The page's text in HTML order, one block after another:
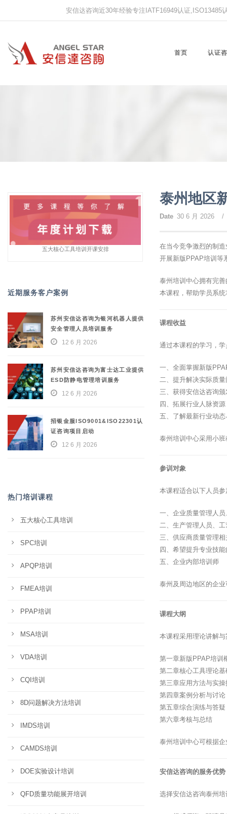
安信达咨询近30年经验专注IATF16949认证
首页 认证
泰州地区
Date 30 6 月 2026 /
在当今竞争激烈的制
开展新版PPAP培训等
泰州培训中心拥有完
本课程，帮助学员系
课程收益
通过本课程的学习，
一、全面掌握新版
二、提升解决实际质
三、获得安信达咨询
四、拓展行业人脉资
五、了解最新行业动
泰州培训中心采用小
参训对象
本课程适合以下人员参
一、企业质量管理人
二、生产管理人员、
三、供应商质量管理
四、希望提升专业技
五、企业内部培训师
泰州及周边地区的企
课程大纲
本课程采用理论讲解
第一章新版PPAP培训
第二章核心工具理论基
第三章应用方法与实操
第四章案例分析与讨论
第五章综合演练与答疑
第六章考核与总结
泰州培训中心可根据
安信达咨询的服务优势
选择安信达咨询泰州
五大核心工具培训开课安排
近期服务客户案例
苏州安信达咨询为银河机器人提供
安全管理人员培训服务
12 6 月 2026
苏州安信达咨询为富士达工业提供
ESD防静电管理培训服务
12 6 月 2026
招银金服ISO9001&ISO22301认
证咨询项目启动
12 6 月 2026
热门培训课程
五大核心工具培训
SPC培训
APQP培训
FMEA培训
PPAP培训
MSA培训
VDA培训
CQI培训
8D问题解决方法培训
IMDS培训
CAMDS培训
DOE实验设计培训
QFD质量功能展开培训